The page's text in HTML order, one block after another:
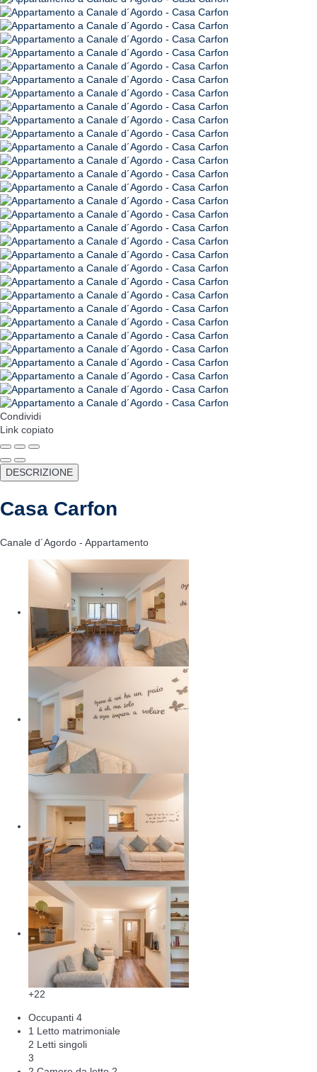
Condividi
Link copiato
DESCRIZIONE
Casa Carfon
Canale d´Agordo - Appartamento
+22
Occupanti 4
1 Letto matrimoniale
2 Letti singoli
3